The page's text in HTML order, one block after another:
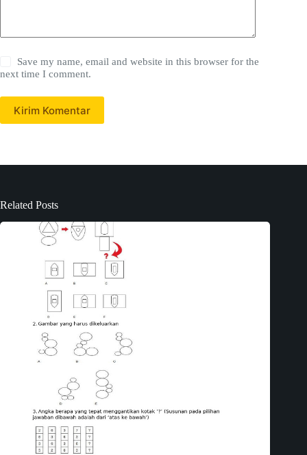
Save my name, email and website in this browser for the
next time I comment.
Kirim Komentar
Related Posts